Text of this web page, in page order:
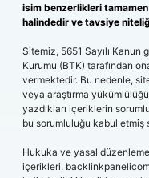
isim benzerlikleri
halindedir ve tavsiye
Sitemiz, 5651 Sayılı
Kurumu (BTK) tarafından
vermektedir. Bu nedenle,
veya araştırma
yazdıkları içeriklerin
bu sorumluluğu kabul etmiş
Hukuka ve yasal
içerikleri,